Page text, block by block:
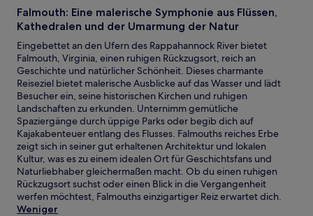
Falmouth: Eine malerische Symphonie aus Flüssen,
Kathedralen und der Umarmung der Natur
Eingebettet an den Ufern des Rappahannock River bietet
Falmouth, Virginia, einen ruhigen Rückzugsort, reich an
Geschichte und natürlicher Schönheit. Dieses charmante
Reiseziel bietet malerische Ausblicke auf das Wasser und lädt
Besucher ein, seine historischen Kirchen und ruhigen
Landschaften zu erkunden. Unternimm gemütliche
Spaziergänge durch üppige Parks oder begib dich auf
Kajakabenteuer entlang des Flusses. Falmouths reiches Erbe
zeigt sich in seiner gut erhaltenen Architektur und lokalen
Kultur, was es zu einem idealen Ort für Geschichtsfans und
Naturliebhaber gleichermaßen macht. Ob du einen ruhigen
Rückzugsort suchst oder einen Blick in die Vergangenheit
werfen möchtest, Falmouths einzigartiger Reiz erwartet dich.
Weniger